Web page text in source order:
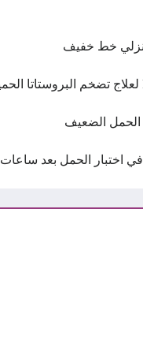
خط خفيف
الضعيف
اختبار الحمل بعد ساعات